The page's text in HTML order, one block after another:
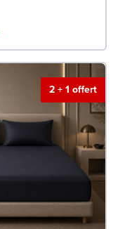
2 + 1 offert